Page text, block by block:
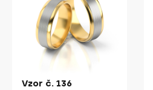
Vzor č. 136